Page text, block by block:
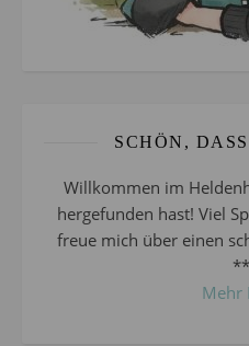
SCHÖN,
Willkommen im
hergefunden hast! Viel
freue mich über einen
Mehr